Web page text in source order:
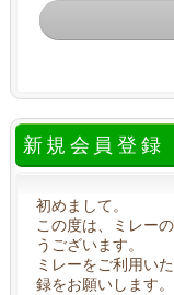
新規会員登録
初めまして。
この度は、ミレー
うございます。
ミレーをご利用い
録をお願いします。